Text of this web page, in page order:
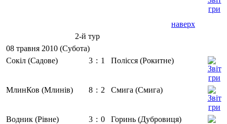
наверх
2-й тур
08 травня 2010 (Субота)
Сокіл (Садове)
3 : 1 Полісся (Рокитне)
МлинКов (Млинів) 8 : 2 Смига (Смига)
Водник (Рівне) 3 : 0 Горинь (Дубровиця)